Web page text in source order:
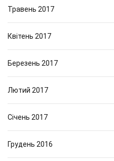
Травень 2017
Квітень 2017
Березень 2017
Лютий 2017
Січень 2017
Грудень 2016